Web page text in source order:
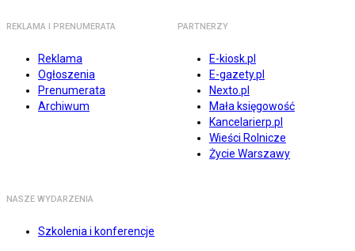
REKLAMA I PRENUMERATA
Reklama
Ogłoszenia
Prenumerata
Archiwum
PARTNERZY
E-kiosk.pl
E-gazety.pl
Nexto.pl
Mała księgowość
Kancelarierp.pl
Wieści Rolnicze
Życie Warszawy
NASZE WYDARZENIA
Szkolenia i konferencje